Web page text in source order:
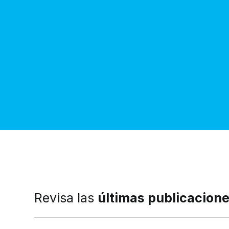
Revisa las últimas